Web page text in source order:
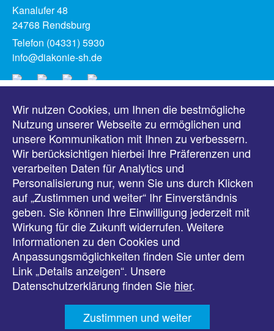
Kanalufer 48
24768 Rendsburg
Telefon (04331) 5930
info@diakonie-sh.de
Meldungen
Veranstaltungen
Downloads
Presse
Karriere
Kontakt
Datenschutz
Wir nutzen Cookies, um Ihnen die bestmögliche
Nutzung unserer Webseite zu ermöglichen und
unsere Kommunikation mit Ihnen zu verbessern.
Wir berücksichtigen hierbei Ihre Präferenzen und
verarbeiten Daten für Analytics und
Personalisierung nur, wenn Sie uns durch Klicken
auf „Zustimmen und weiter“ Ihr Einverständnis
geben. Sie können Ihre Einwilligung jederzeit mit
Wirkung für die Zukunft widerrufen. Weitere
Informationen zu den Cookies und
Anpassungsmöglichkeiten finden Sie unter dem
Link „Details anzeigen“. Unsere
Datenschutzerklärung finden Sie hier.
Zustimmen und weiter